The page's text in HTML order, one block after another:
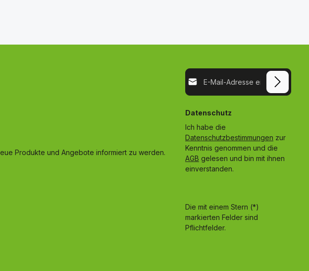
Produkte und Angebote informiert zu werden.
E-Mail-Adresse*
Datenschutz
Ich habe die
Datenschutzbestimmungen zur
Kenntnis genommen und die
AGB gelesen und bin mit ihnen
einverstanden.
Die mit einem Stern (*)
markierten Felder sind
Pflichtfelder.